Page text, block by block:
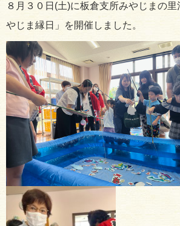
８月３０日(土)に板倉支所みやじまの
やじま縁日」を開催しました。